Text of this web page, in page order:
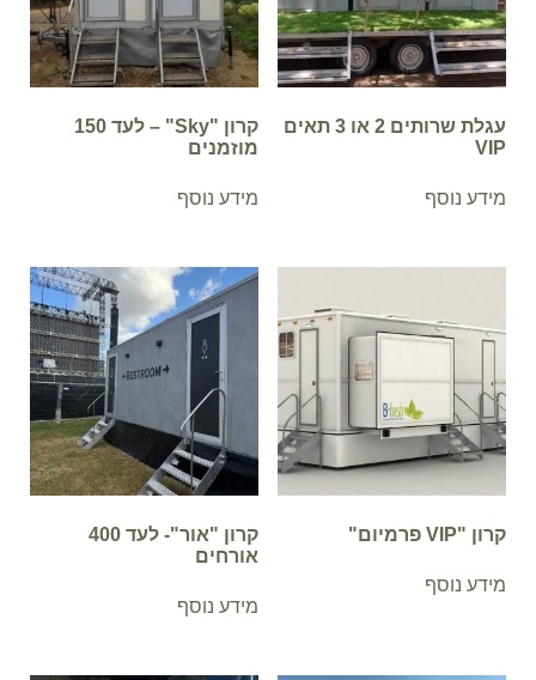
עגלת שרותים 2 או 3 תאים
VIP
מידע נוסף
קרון "Sky" – לעד 150
מוזמנים
מידע נוסף
קרון "VIP פרמיום"
מידע נוסף
קרון "אור"- לעד 400
אורחים
מידע נוסף